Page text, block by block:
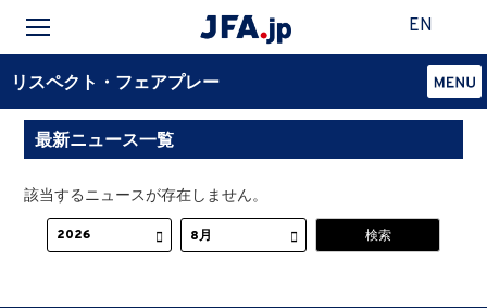
EN
リスペクト・フェアプレー
最新ニュース一覧
該当するニュースが存在しません。